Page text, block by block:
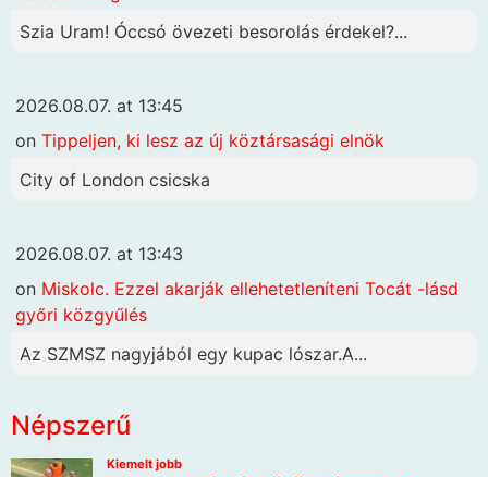
Szia Uram! Óccsó övezeti besorolás érdekel?...
2026.08.07. at 13:45
on Tippeljen, ki lesz az új köztársasági elnök
City of London csicska
2026.08.07. at 13:43
on Miskolc. Ezzel akarják ellehetetleníteni Tocát -lásd
győri közgyűlés
Az SZMSZ nagyjából egy kupac lószar.A...
Népszerű